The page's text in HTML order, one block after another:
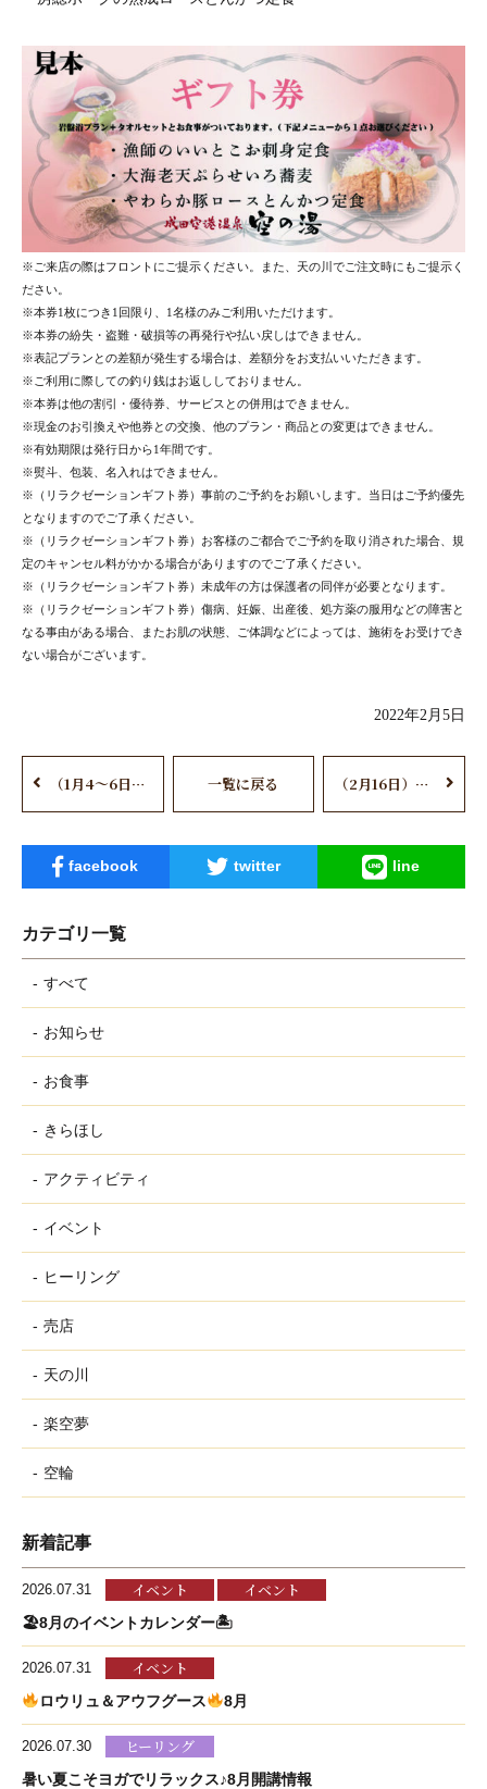
※ご来店の際はフロントにご提示ください。また、天の川でご注文時にもご提示く
ださい。
※本券1枚につき1回限り、1名様のみご利用いただけます。
※本券の紛失・盗難・破損等の再発行や払い戻しはできません。
※表記プランとの差額が発生する場合は、差額分をお支払いいただきます。
※ご利用に際しての釣り銭はお返ししておりません。
※本券は他の割引・優待券、サービスとの併用はできません。
※現金のお引換えや他券との交換、他のプラン・商品との変更はできません。
※有効期限は発行日から1年間です。
※熨斗、包装、名入れはできません。
※（リラクゼーションギフト券）事前のご予約をお願いします。当日はご予約優先
となりますのでご了承ください。
※（リラクゼーションギフト券）お客様のご都合でご予約を取り消された場合、規
定のキャンセル料がかかる場合がありますのでご了承ください。
※（リラクゼーションギフト券）未成年の方は保護者の同伴が必要となります。
※（リラクゼーションギフト券）傷病、妊娠、出産後、処方薬の服用などの障害と
なる事由がある場合、またお肌の状態、ご体調などによっては、施術をお受けでき
ない場合がございます。
2022年2月5日
（2月16日）かわり湯「大根湯」
一覧に戻る
（1月4～6日） 新春空の湯福袋販売！
facebook twitter line
カテゴリ一覧
すべて
お知らせ
お食事
きらほし
アクティビティ
イベント
ヒーリング
売店
天の川
楽空夢
空輪
新着記事
2026.07.31 イベント イベント
🏖8月のイベントカレンダー🏝
2026.07.31 イベント
ロウリュ＆アウフグース 8月
2026.07.30 ヒーリング
暑い夏こそヨガでリラックス♪8月開講情報